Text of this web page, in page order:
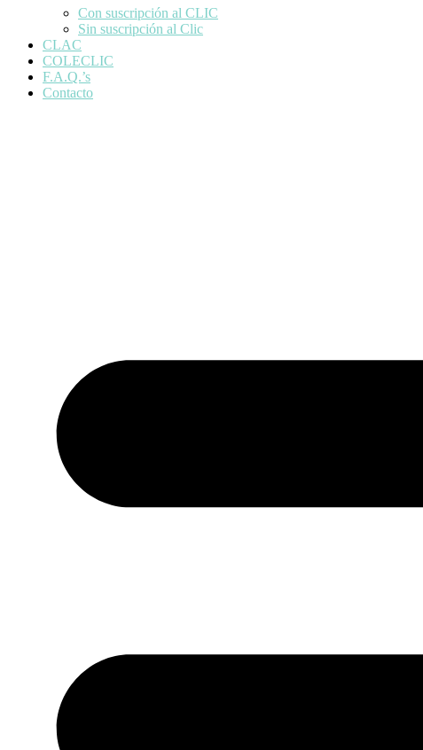
Con suscripción al CLIC
Sin suscripción al Clic
CLAC
COLECLIC
F.A.Q.’s
Contacto